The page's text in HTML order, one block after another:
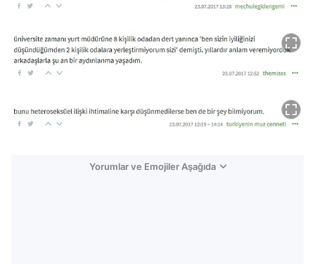
Yorumlar ve Emojiler Aşağıda